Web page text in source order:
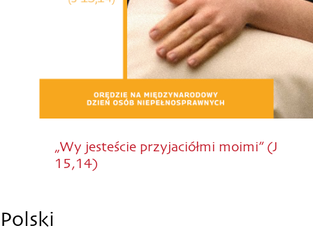
Polski
„Wy jesteście przyjaciółmi moimi” (J
15,14)